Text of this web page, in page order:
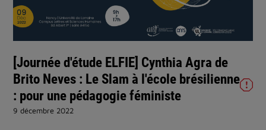
vidéo
[Journée d'étude ELFIE] Cynthia Agra de
Brito Neves : Le Slam à l'école brésilienne
: pour une pédagogie féministe
9 décembre 2022